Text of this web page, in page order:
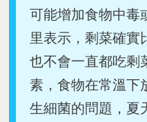
可能增加食物中毒
里表示，剩菜確實
也不會一直都吃剩
素，食物在常溫下
生細菌的問題，夏